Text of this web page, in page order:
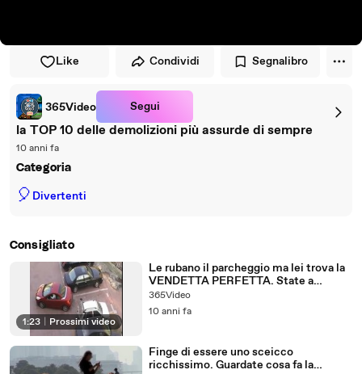
Like Condividi Segnalibro
365Video Segui
la TOP 10 delle demolizioni più assurde di sempre
10 anni fa
Categoria
🎈 Divertenti
Consigliato
1:23 Prossimi video
Le rubano il parcheggio ma lei trova la
VENDETTA PERFETTA. State a
vedere!
365Video
10 anni fa
Finge di essere uno sceicco
ricchissimo. Guardate cosa fa la